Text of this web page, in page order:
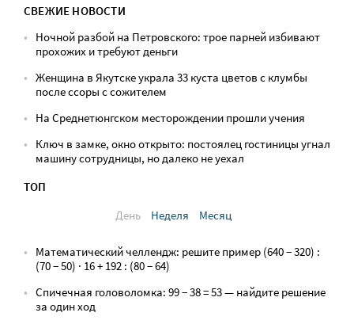
СВЕЖИЕ НОВОСТИ
Ночной разбой на Петровского: трое парней избивают
прохожих и требуют деньги
Женщина в Якутске украла 33 куста цветов с клумбы
после ссоры с сожителем
На Среднетюнгском месторождении прошли учения
Ключ в замке, окно открыто: постоялец гостиницы угнал
машину сотрудницы, но далеко не уехал
ТОП
День
Неделя Месяц
Математический челлендж: решите пример (640 − 320) :
(70 − 50) · 16 + 192 : (80 − 64)
Спичечная головоломка: 99 − 38 = 53 — найдите решение
за один ход